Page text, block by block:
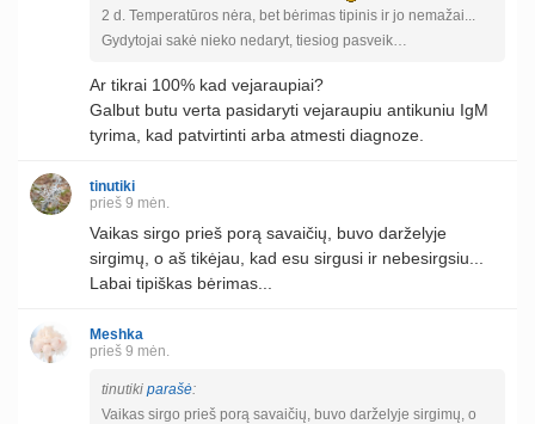
2 d. Temperatūros nėra, bet bėrimas tipinis ir jo nemažai...
Gydytojai sakė nieko nedaryt, tiesiog pasveik…
Ar tikrai 100% kad vejaraupiai?
Galbut butu verta pasidaryti vejaraupiu antikuniu IgM
tyrima, kad patvirtinti arba atmesti diagnoze.
tinutiki
prieš 9 mėn.
Vaikas sirgo prieš porą savaičių, buvo darželyje
sirgimų, o aš tikėjau, kad esu sirgusi ir nebesirgsiu...
Labai tipiškas bėrimas...
Meshka
prieš 9 mėn.
tinutiki parašė:
Vaikas sirgo prieš porą savaičių, buvo darželyje sirgimų, o